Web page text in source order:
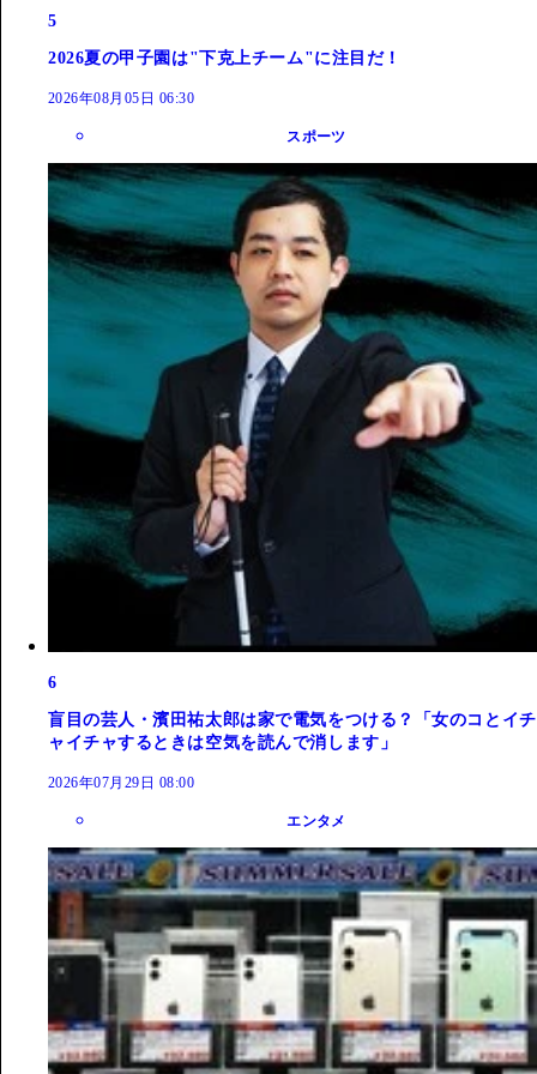
5
2026夏の甲子園は"下克上チーム"に注目だ！
2026年08月05日 06:30
スポーツ
6
盲目の芸人・濱田祐太郎は家で電気をつける？「女のコとイチ
ャイチャするときは空気を読んで消します」
2026年07月29日 08:00
エンタメ